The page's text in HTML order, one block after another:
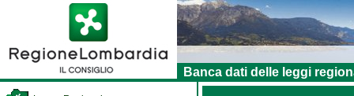
Banca dati delle leggi